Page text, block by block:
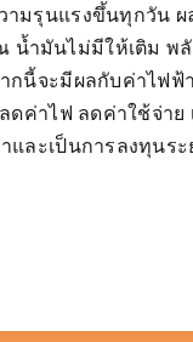
มรุนแรงขึ้นทุกวัน ผ
ำมันไม่มีให้เติม พลั
กนี้จะมีผลกับค่าไฟ
ดค่าไฟ ลดค่าใช้จ่าย
ละเป็นการลงทุนร